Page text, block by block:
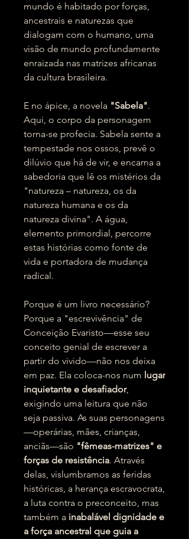
mundo é habitado por forças,
ancestrais e naturezas que
dialogam com o humano, uma
visão de mundo profundamente
enraizada nas matrizes africanas
da cultura brasileira.
E no ápice, a novela "Sabela".
Aqui, o corpo da personagem
torna-se profecia. Sabela sente a
tempestade nos ossos, prevê o
dilúvio que há de vir, e encarna a
sabedoria que lê os mistérios da
"natureza – natureza, os da
natureza humana e os da
natureza divina". A água,
elemento primordial, percorre
estas histórias como fonte de
vida e portadora de mudança
radical.
Porque é um livro necessário?
Porque a "escrevivência" de
Conceição Evaristo—esse seu
conceito genial de escrever a
partir do vivido—não nos deixa
em paz. Ela coloca-nos num lugar
inquietante e desafiador,
exigindo uma leitura que não
seja passiva. As suas personagens
—operárias, mães, crianças,
anciãs—são "fêmeas-matrizes" e
forças de resistência. Através
delas, vislumbramos as feridas
históricas, a herança escravocrata,
a luta contra o preconceito, mas
também a inabalável dignidade e
a força ancestral que guia a